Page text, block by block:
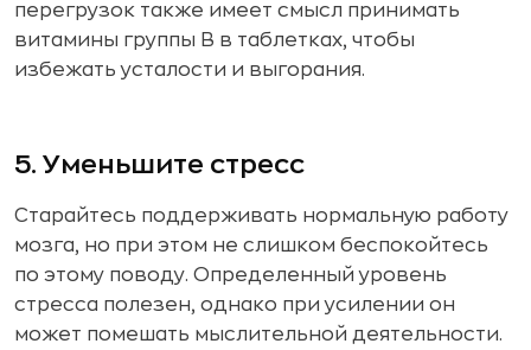
перегрузок также имеет смысл принимать
витамины группы B в таблетках, чтобы
избежать усталости и выгорания.
5. Уменьшите стресс
Старайтесь поддерживать нормальную работу
мозга, но при этом не слишком беспокойтесь
по этому поводу. Определенный уровень
стресса полезен, однако при усилении он
может помешать мыслительной деятельности.